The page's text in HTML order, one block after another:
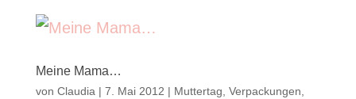
Meine Mama…
von Claudia | 7. Mai 2012 | Muttertag Verpackungen